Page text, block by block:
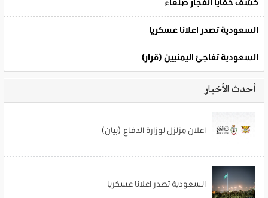
أحدث الأخبار
اعلان مزلزل لوزارة الدفاع (بيان)
السعودية تصدر اعلانا عسكريا